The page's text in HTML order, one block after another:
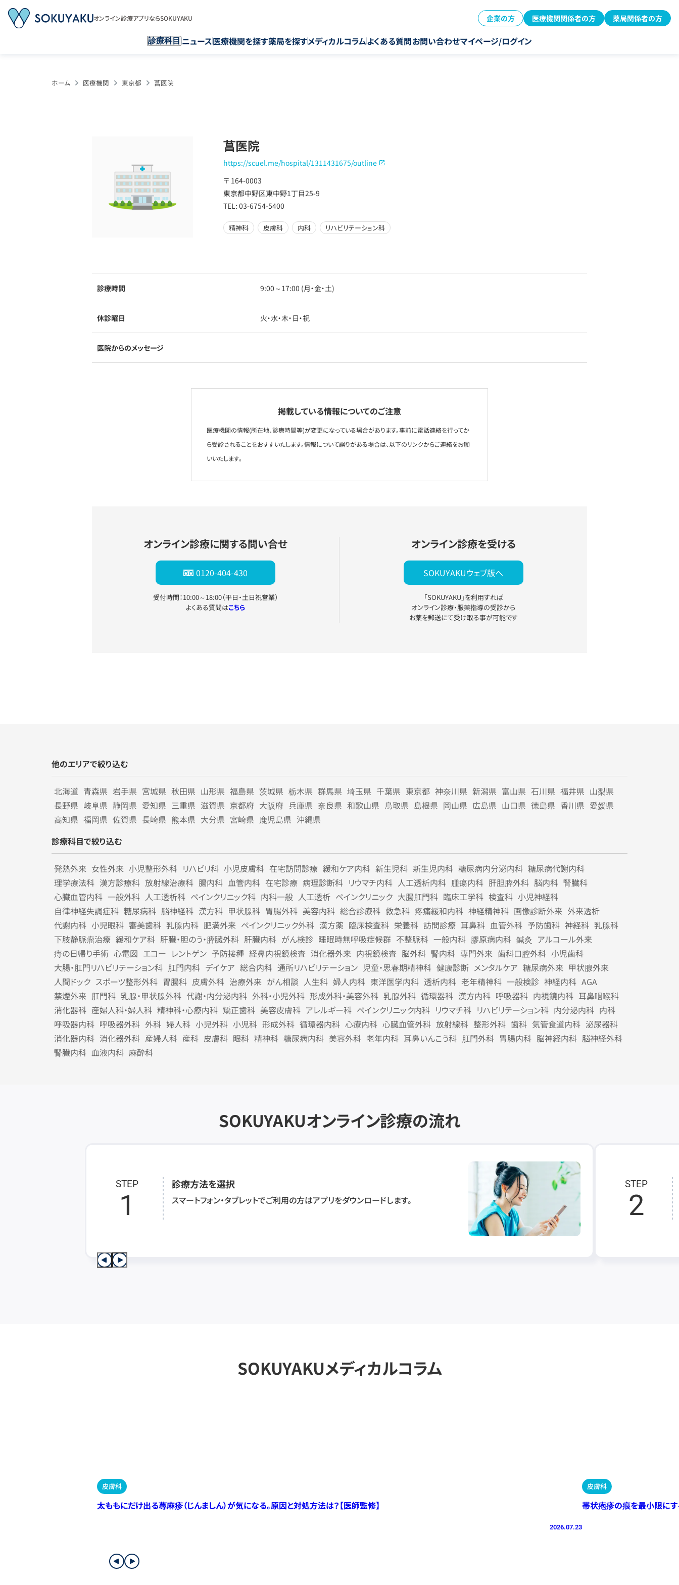
オンライン診療アプリならSOKUYAKU 企業の方 医療機関関係者の方 薬局関係者の方
診療科目 ニュース医療機関を探す薬局を探すメディカルコラムよくある質問お問い合わせマイページ/ログイン
ホーム 医療機関 東京都 菖医院
菖医院
https://scuel.me/hospital/1311431675/outline
〒 164-0003
東京都中野区東中野1丁目25-9
TEL: 03-6754-5400
精神科 皮膚科 内科 リハビリテーション科
診療時間 9:00～17:00 (月・金・土)
休診曜日 火・水・木・日・祝
医院からのメッセージ
掲載している情報についてのご注意
医療機関の情報(所在地、診療時間等)が変更になっている場合があります。事前に電話連絡を行ってか
ら受診されることをおすすいたします。情報について誤りがある場合は、以下のリンクからご連絡をお願
いいたします。
オンライン診療に関する問い合せ
0120-404-430
受付時間：10:00～18:00（平日・土日祝営業）
よくある質問はこちら
オンライン診療を受ける
SOKUYAKUウェブ版へ
「SOKUYAKU」を利用すれば
オンライン診療・服薬指導の受診から
お薬を郵送にて受け取る事が可能です
他のエリアで絞り込む
北海道 青森県 岩手県 宮城県 秋田県 山形県 福島県 茨城県 栃木県 群馬県 埼玉県 千葉県 東京都 神奈川県 新潟県 富山県 石川県 福井県 山梨県
長野県 岐阜県 静岡県 愛知県 三重県 滋賀県 京都府 大阪府 兵庫県 奈良県 和歌山県 鳥取県 島根県 岡山県 広島県 山口県 徳島県 香川県 愛媛県
高知県 福岡県 佐賀県 長崎県 熊本県 大分県 宮崎県 鹿児島県 沖縄県
診療科目で絞り込む
発熱外来 女性外来 小児整形外科 リハビリ科 小児皮膚科 在宅訪問診療 緩和ケア内科 新生児科 新生児内科 糖尿病内分泌内科 糖尿病代謝内科
理学療法科 漢方診療科 放射線治療科 腸内科 血管内科 在宅診療 病理診断科 リウマチ内科 人工透析内科 腫瘍内科 肝胆膵外科 脳内科 腎臓科
心臓血管内科 一般外科 人工透析科 ペインクリニック科 内科一般 人工透析 ペインクリニック 大腸肛門科 臨床工学科 検査科 小児神経科
自律神経失調症科 糖尿病科 脳神経科 漢方科 甲状腺科 胃腸外科 美容内科 総合診療科 救急科 疼痛緩和内科 神経精神科 画像診断外来 外来透析
代謝内科 小児眼科 審美歯科 乳腺内科 肥満外来 ペインクリニック外科 漢方薬 臨床検査科 栄養科 訪問診療 耳鼻科 血管外科 予防歯科 神経科 乳腺科
下肢静脈瘤治療 緩和ケア科 肝臓・胆のう・膵臓外科 肝臓内科 がん検診 睡眠時無呼吸症候群 不整脈科 一般内科 膠原病内科 鍼灸 アルコール外来
痔の日帰り手術 心電図 エコー レントゲン 予防接種 経鼻内視鏡検査 消化器外来 内視鏡検査 脳外科 腎内科 専門外来 歯科口腔外科 小児歯科
大腸・肛門リハビリテーション科 肛門内科 デイケア 総合内科 通所リハビリテーション 児童・思春期精神科 健康診断 メンタルケア 糖尿病外来 甲状腺外来
人間ドック スポーツ整形外科 胃腸科 皮膚外科 治療外来 がん相談 人生科 婦人内科 東洋医学内科 透析内科 老年精神科 一般検診 神経内科 AGA
禁煙外来 肛門科 乳腺・甲状腺外科 代謝・内分泌内科 外科・小児外科 形成外科・美容外科 乳腺外科 循環器科 漢方内科 呼吸器科 内視鏡内科 耳鼻咽喉科
消化器科 産婦人科・婦人科 精神科・心療内科 矯正歯科 美容皮膚科 アレルギー科 ペインクリニック内科 リウマチ科 リハビリテーション科 内分泌内科 内科
呼吸器内科 呼吸器外科 外科 婦人科 小児外科 小児科 形成外科 循環器内科 心療内科 心臓血管外科 放射線科 整形外科 歯科 気管食道内科 泌尿器科
消化器内科 消化器外科 産婦人科 産科 皮膚科 眼科 精神科 糖尿病内科 美容外科 老年内科 耳鼻いんこう科 肛門外科 胃腸内科 脳神経内科 脳神経外科
腎臓内科 血液内科 麻酔科
SOKUYAKUオンライン診療の流れ
STEP
1
診療方法を選択
スマートフォン・タブレットでご利用の方はアプリをダウンロードします。
STEP
2
SOKUYAKUメディカルコラム
皮膚科
太ももにだけ出る蕁麻疹（じんましん）が気になる。原因と対処方法は？【医師監修】
2026.07.23
皮膚科
帯状疱疹の痕を最小限にす